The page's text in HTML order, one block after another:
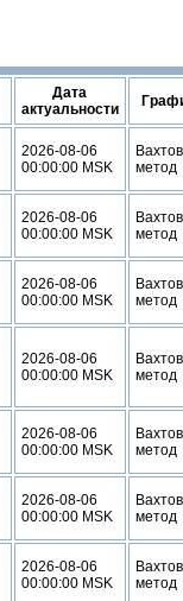
Дата
актуальности
2026-08-06
00:00:00 MSK
метод
2026-08-06
00:00:00 MSK
метод
2026-08-06
00:00:00 MSK
метод
2026-08-06
00:00:00 MSK
метод
2026-08-06
00:00:00 MSK
метод
2026-08-06
00:00:00 MSK
метод
2026-08-06
00:00:00 MSK
метод